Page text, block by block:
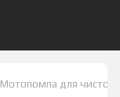
Мотопомпа для чистой